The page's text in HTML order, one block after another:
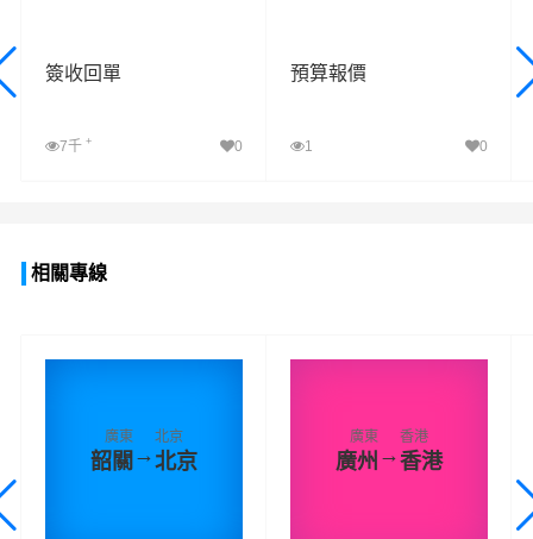
簽收回單
7千 + 0
預算報價
1 0
相關專線
廣東
韶關→
北京
北京
廣東
廣州 →
香港
香港